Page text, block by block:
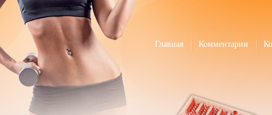
Главная Комментарии